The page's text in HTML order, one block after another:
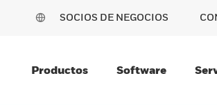
SOCIOS DE NEGOCIOS
Productos Software